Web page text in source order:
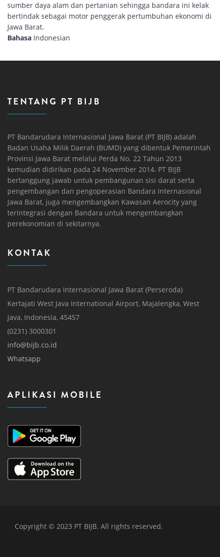
sumber daya alam dan pertanian sehingga bandara ini kelak
bertindak sebagai motor penggerak pertumbuhan ekonomi di
Jawa Barat.
Bahasa Indonesian
TENTANG PT BIJB
PT Bandarudara Internasional Jawa Barat (PT BIJB) adalah
Badan Usaha Milik Daerah (BUMD) yang dibentuk Pemerintah
Provinsi Jawa Barat melalui Perda No. 22 Tahun 2013
kemudian didirikan pada 24 November 2014. PT BIJB
bertanggung jawab untuk pembangunan sisi darat serta
pengembangan dan pengoperasian Bandara Internasional
Jawa Barat, juga mengembangkan Kawasan Aerocity yang
terintegrasi dengan Bandara untuk mengembangkan
perekonomian di sekitarnya.
KONTAK
PT Bandarudara Internasional Jawa Barat (Perseroda)
Kertajati West Java International Airport, Majalengka, West
Java, Indonesia, 45457
(0231) 3000301
info@bijb.co.id
Whatsapp
APLIKASI MOBILE
Copyright © 2023 PT BIJB. All rights reserved.